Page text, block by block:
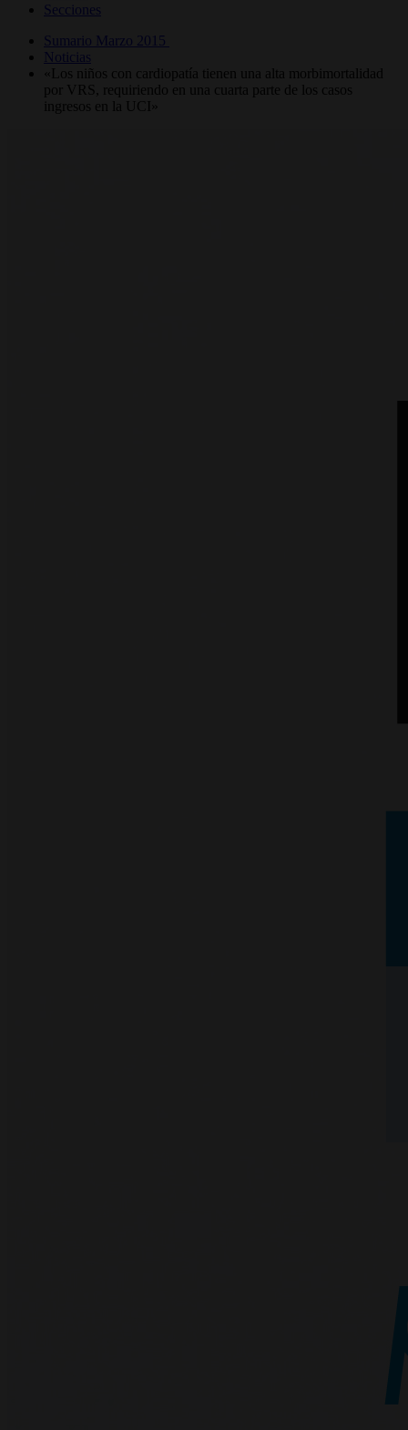
Secciones
Sumario Marzo 2015
Noticias
«Los niños con cardiopatía tienen una alta morbimortalidad
por VRS, requiriendo en una cuarta parte de los casos
ingresos en la UCI»